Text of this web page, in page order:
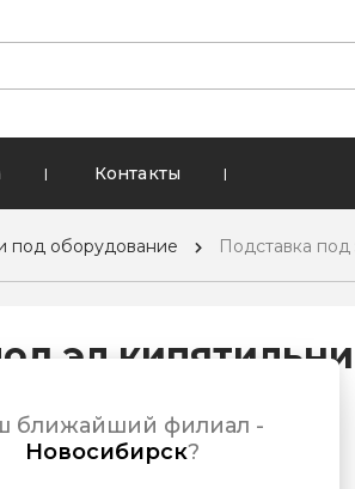
| Контакты |
под оборудование Подставка
ближайший филиал -
Новосибирск?